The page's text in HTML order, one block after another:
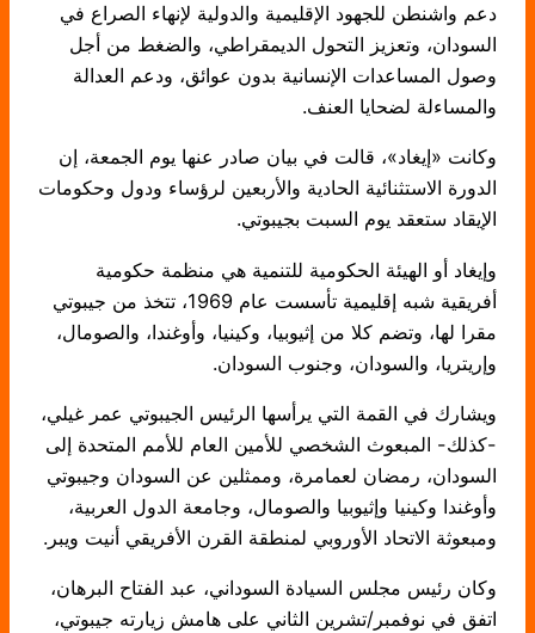
دعم واشنطن للجهود الإقليمية والدولية لإنهاء الصراع في
السودان، وتعزيز التحول الديمقراطي، والضغط من أجل
وصول المساعدات الإنسانية بدون عوائق، ودعم العدالة
والمساءلة لضحايا العنف.
وكانت «إيغاد»، قالت في بيان صادر عنها يوم الجمعة، إن
الدورة الاستثنائية الحادية والأربعين لرؤساء ودول وحكومات
الإيقاد ستعقد يوم السبت بجيبوتي.
وإيغاد أو الهيئة الحكومية للتنمية هي منظمة حكومية
أفريقية شبه إقليمية تأسست عام 1969، تتخذ من جيبوتي
مقرا لها، وتضم كلا من إثيوبيا، وكينيا، وأوغندا، والصومال،
وإريتريا، والسودان، وجنوب السودان.
ويشارك في القمة التي يرأسها الرئيس الجيبوتي عمر غيلي،
-كذلك- المبعوث الشخصي للأمين العام للأمم المتحدة إلى
السودان، رمضان لعمامرة، وممثلين عن السودان وجيبوتي
وأوغندا وكينيا وإثيوبيا والصومال، وجامعة الدول العربية،
ومبعوثة الاتحاد الأوروبي لمنطقة القرن الأفريقي أنيت ويبر.
وكان رئيس مجلس السيادة السوداني، عبد الفتاح البرهان،
اتفق في نوفمبر/تشرين الثاني على هامش زيارته جيبوتي،